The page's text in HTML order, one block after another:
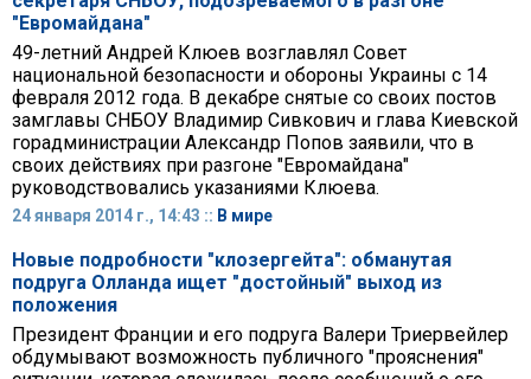
"Евромайдана"
49-летний Андрей Клюев возглавлял Совет
национальной безопасности и обороны Украины с 14
февраля 2012 года. В декабре снятые со своих постов
замглавы СНБОУ Владимир Сивкович и глава Киевской
горадминистрации Александр Попов заявили, что в
своих действиях при разгоне "Евромайдана"
руководствовались указаниями Клюева.
24 января 2014 г., 14:43 :: В мире
Новые подробности "клозергейта": обманутая
подруга Олланда ищет "достойный" выход из
положения
Президент Франции и его подруга Валери Триервейлер
обдумывают возможность публичного "прояснения"